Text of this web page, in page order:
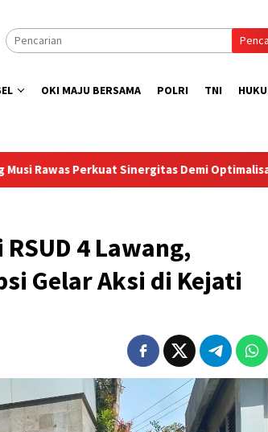
OKI MAJU BERSAMA POLRI TNI
Optimalisasi Pembinaan Rohani Warga
4 Lawang,
Gelar Aksi di Kejati